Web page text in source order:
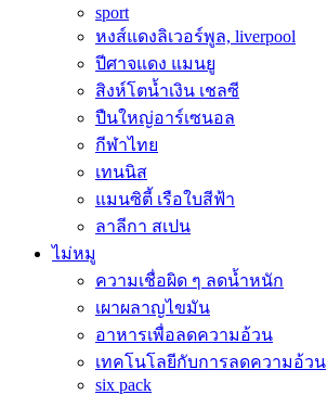
sport
หงส์แดงลิเวอร์พูล, liverpool
ปีศาจแดง แมนยู
สิงห์โตน้ำเงิน เชลซี
ปืนใหญ่อาร์เซนอล
กีฬาไทย
เทนนิส
แมนซิตี้ เรือใบสีฟ้า
ลาลีกา สเปน
ไม่หมู
ความเชื่อผิด ๆ ลดน้ำหนัก
เผาผลาญไขมัน
อาหารเพื่อลดความอ้วน
เทคโนโลยีกับการลดความอ้วน
six pack